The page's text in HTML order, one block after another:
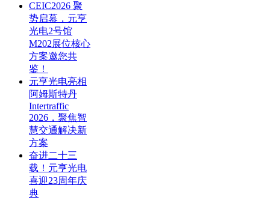
CEIC2026 聚
势启幕，元亨
光电2号馆
M202展位核心
方案邀您共
鉴！
元亨光电亮相
阿姆斯特丹
Intertraffic
2026，聚焦智
慧交通解决新
方案
奋进二十三
载！元亨光电
喜迎23周年庆
典